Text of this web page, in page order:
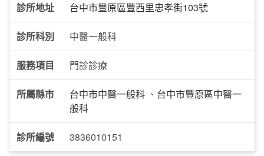
診所地址 台中市豐原區豐西里忠孝街103號
診所科別 中醫一般科
服務項目 門診診療
所屬縣市 台中市中醫一般科 、 台中市豐原區中醫一
般科
診所編號 3836010151